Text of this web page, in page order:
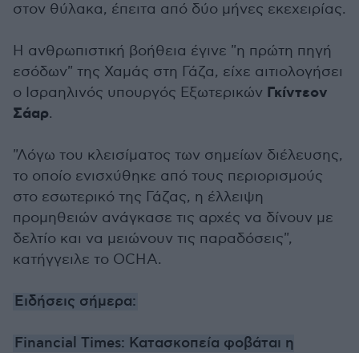
στον θύλακα, έπειτα από δύο μήνες εκεχειρίας.
Η ανθρωπιστική βοήθεια έγινε "η πρώτη πηγή
εσόδων" της Χαμάς στη Γάζα, είχε αιτιολογήσει
ο Ισραηλινός υπουργός Εξωτερικών Γκίντεον
Σάαρ.
"Λόγω του κλεισίματος των σημείων διέλευσης,
το οποίο ενισχύθηκε από τους περιορισμούς
στο εσωτερικό της Γάζας, η έλλειψη
προμηθειών ανάγκασε τις αρχές να δίνουν με
δελτίο και να μειώνουν τις παραδόσεις",
κατήγγειλε το OCHA.
Ειδήσεις σήμερα:
Financial Times: Κατασκοπεία φοβάται η